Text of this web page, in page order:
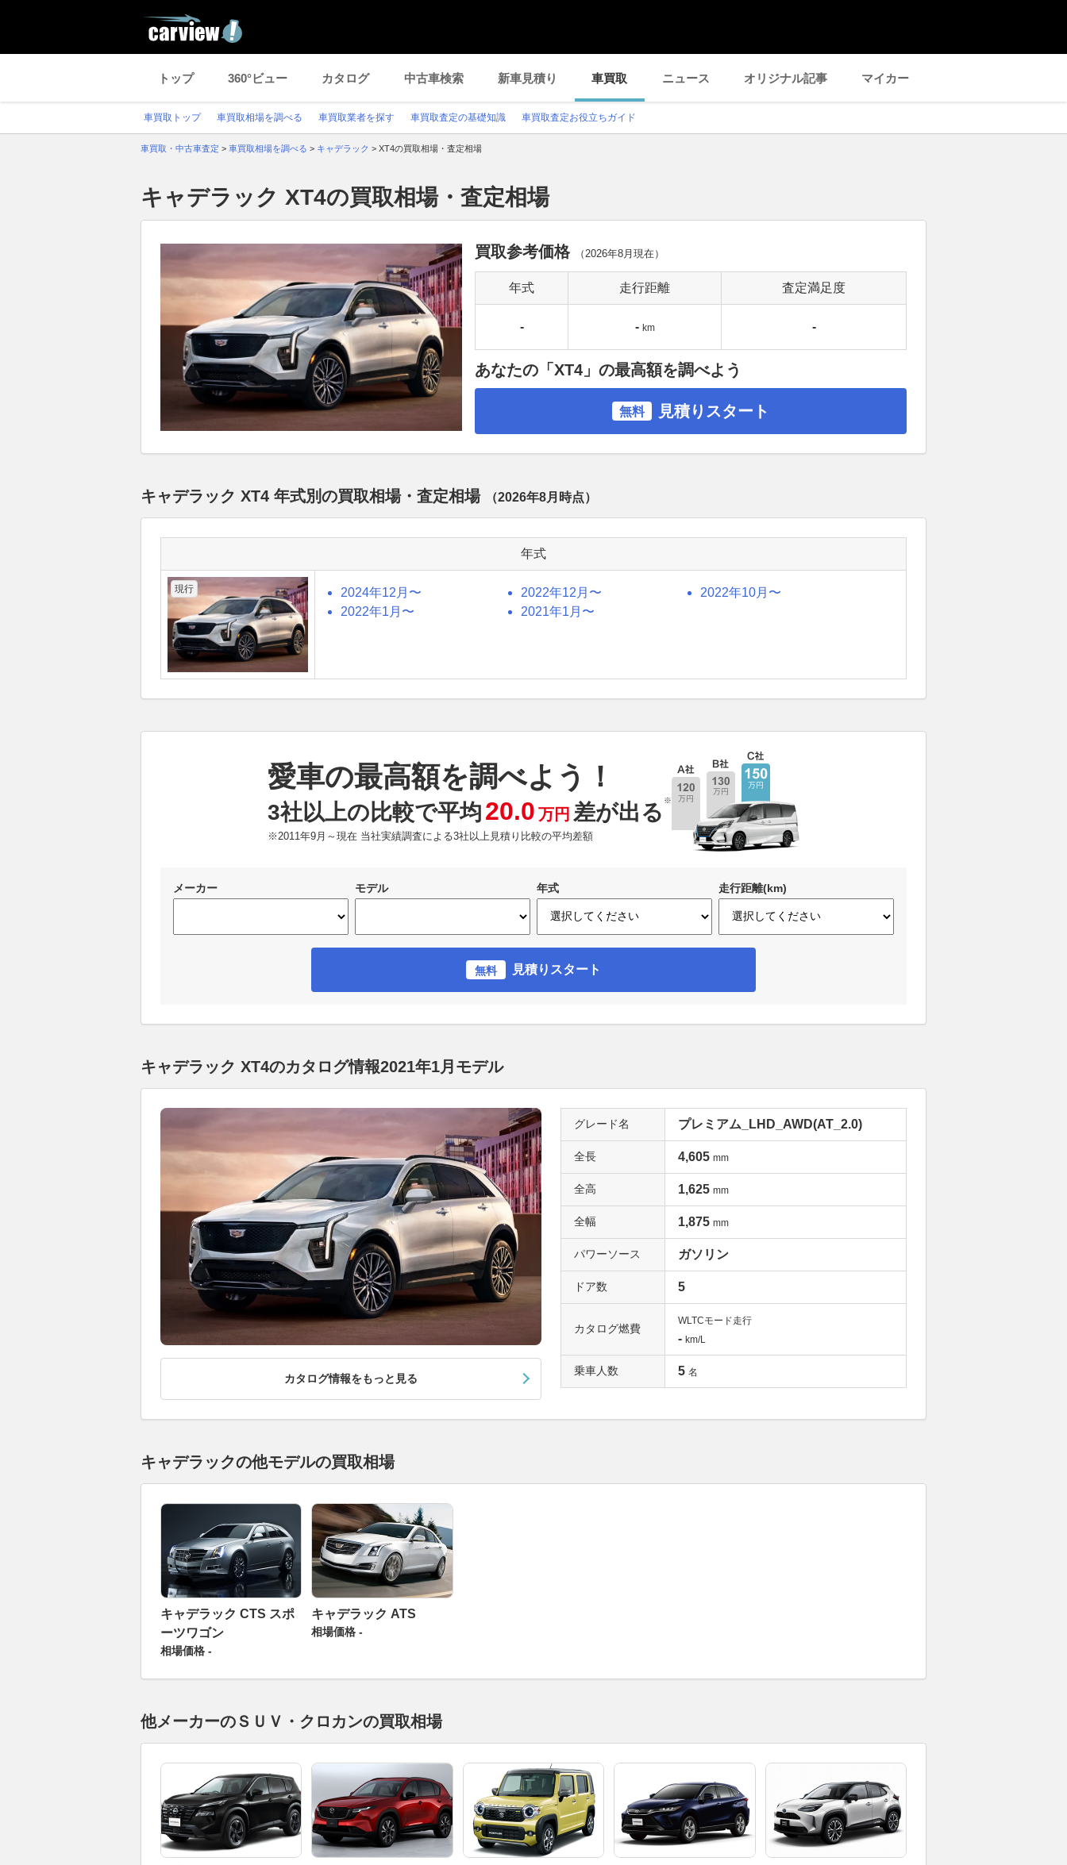
トップ 360°ビュー カタログ 中古車検索 新車見積り 車買取 ニュース オリジナル記事 マイカー
車買取トップ 車買取相場を調べる 車買取業者を探す 車買取査定の基礎知識 車買取査定お役立ちガイド
車買取・中古車査定 > 車買取相場を調べる > キャデラック > XT4の買取相場・査定相場
キャデラック XT4の買取相場・査定相場
買取参考価格 （2026年8月 現在）
年式 走行距離 査定満足度
- - km -
あなたの「XT4」の最高額を調べよう
無料 見積りスタート
キャデラック XT4 年式別の買取相場・査定相場 （2026年8月 時点）
年式
現行 2024年12月〜 2022年12月〜
2022年10月〜
2022年1月〜
2021年1月〜
愛車の最高額を調べよう！
3社以上の比較で平均20.0 万円 差が出る ※
※2011年9月～現在 当社実績調査による3社以上見積り比較の平均差額
メーカー モデル 年式 走行距離(km)
無料 見積りスタート
キャデラック XT4のカタログ情報2021年1月モデル
カタログ情報をもっと見る
グレード名 プレミアム_LHD_AWD(AT_2.0)
全長 4,605 mm
全高 1,625 mm
全幅 1,875 mm
パワーソース ガソリン
ドア数 5
カタログ燃費
WLTCモード走行
- km/L
乗車人数 5 名
キャデラックの他モデルの買取相場
キャデラック CTS スポ
ーツワゴン
相場価格 -
キャデラック ATS
相場価格 -
他メーカーのＳＵＶ・クロカンの買取相場